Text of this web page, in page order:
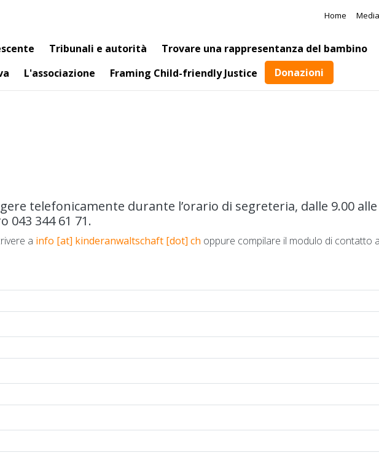
Salta al contenuto principale
Meta
Home Media
Tribunali e autorità Trovare una rappresentanza del bambino
L'associazione Framing Child-friendly Justice Donazioni
telefonicamente durante l’orario di segreteria, dalle 9.00
043 344 61 71.
a info [at] kinderanwaltschaft [dot] ch oppure compilare il modulo di contatto